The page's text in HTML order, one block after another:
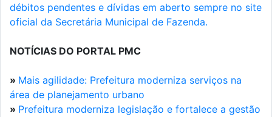
débitos pendentes e dívidas em aberto sempre no site
oficial da Secretária Municipal de Fazenda.
NOTÍCIAS DO PORTAL PMC
» Mais agilidade: Prefeitura moderniza serviços na
área de planejamento urbano
» Prefeitura moderniza legislação e fortalece a gestão